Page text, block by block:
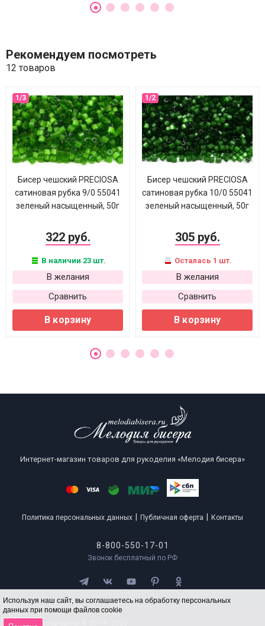
Используя наш сайт, вы соглашаетесь на обработку персональных
данных при помощи файлов cookie
Рекомендуем посмотреть
12 товаров
Бисер чешский PRECIOSA
сатиновая рубка 9/0 55041
зеленый насыщенный, 50г
322 руб.
В наличии 23 шт.
В желания
Сравнить
В корзину
Бисер чешский PRECIOSA
сатиновая рубка 10/0 55041
зеленый насыщенный, 50г
305 руб.
Осталась 1 шт.
В желания
Сравнить
В корзину
Интернет-магазин товаров для рукоделия «Мелодия бисера»
Политика персональных данных Публичная оферта Контакты
8-800-550-17-01
Звонок бесплатный по РФ
Все права защищены © 2014 - 2026